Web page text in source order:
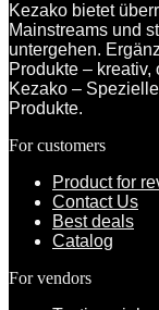
Kezako bietet
Mainstreams und
untergehen.
Produkte –
Kezako –
Produkte.
For customers
Product for
Contact Us
Best deals
Catalog
For vendors